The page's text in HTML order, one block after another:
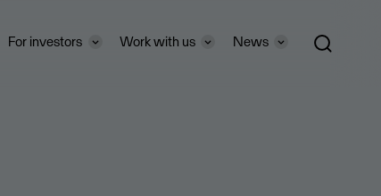
For investors Work with us News